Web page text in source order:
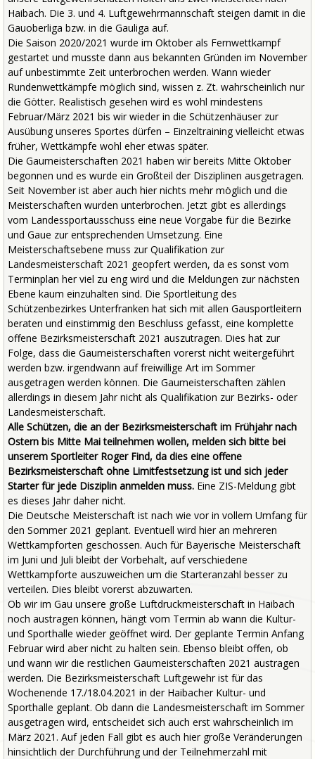
Haibach. Die 3. und 4. Luftgewehrmannschaft steigen damit in die
Gauoberliga bzw. in die Gauliga auf.
Die Saison 2020/2021 wurde im Oktober als Fernwettkampf
gestartet und musste dann aus bekannten Gründen im November
auf unbestimmte Zeit unterbrochen werden. Wann wieder
Rundenwettkämpfe möglich sind, wissen z. Zt. wahrscheinlich nur
die Götter. Realistisch gesehen wird es wohl mindestens
Februar/März 2021 bis wir wieder in die Schützenhäuser zur
Ausübung unseres Sportes dürfen – Einzeltraining vielleicht etwas
früher, Wettkämpfe wohl eher etwas später.
Die Gaumeisterschaften 2021 haben wir bereits Mitte Oktober
begonnen und es wurde ein Großteil der Disziplinen ausgetragen.
Seit November ist aber auch hier nichts mehr möglich und die
Meisterschaften wurden unterbrochen. Jetzt gibt es allerdings
vom Landessportausschuss eine neue Vorgabe für die Bezirke
und Gaue zur entsprechenden Umsetzung. Eine
Meisterschaftsebene muss zur Qualifikation zur
Landesmeisterschaft 2021 geopfert werden, da es sonst vom
Terminplan her viel zu eng wird und die Meldungen zur nächsten
Ebene kaum einzuhalten sind. Die Sportleitung des
Schützenbezirkes Unterfranken hat sich mit allen Gausportleitern
beraten und einstimmig den Beschluss gefasst, eine komplette
offene Bezirksmeisterschaft 2021 auszutragen. Dies hat zur
Folge, dass die Gaumeisterschaften vorerst nicht weitergeführt
werden bzw. irgendwann auf freiwillige Art im Sommer
ausgetragen werden können. Die Gaumeisterschaften zählen
allerdings in diesem Jahr nicht als Qualifikation zur Bezirks- oder
Landesmeisterschaft.
Alle Schützen, die an der Bezirksmeisterschaft im Frühjahr nach
Ostern bis Mitte Mai teilnehmen wollen, melden sich bitte bei
unserem Sportleiter Roger Find, da dies eine offene
Bezirksmeisterschaft ohne Limitfestsetzung ist und sich jeder
Starter für jede Disziplin anmelden muss. Eine ZIS-Meldung gibt
es dieses Jahr daher nicht.
Die Deutsche Meisterschaft ist nach wie vor in vollem Umfang für
den Sommer 2021 geplant. Eventuell wird hier an mehreren
Wettkampforten geschossen. Auch für Bayerische Meisterschaft
im Juni und Juli bleibt der Vorbehalt, auf verschiedene
Wettkampforte auszuweichen um die Starteranzahl besser zu
verteilen. Dies bleibt vorerst abzuwarten.
Ob wir im Gau unsere große Luftdruckmeisterschaft in Haibach
noch austragen können, hängt vom Termin ab wann die Kultur-
und Sporthalle wieder geöffnet wird. Der geplante Termin Anfang
Februar wird aber nicht zu halten sein. Ebenso bleibt offen, ob
und wann wir die restlichen Gaumeisterschaften 2021 austragen
werden. Die Bezirksmeisterschaft Luftgewehr ist für das
Wochenende 17./18.04.2021 in der Haibacher Kultur- und
Sporthalle geplant. Ob dann die Landesmeisterschaft im Sommer
ausgetragen wird, entscheidet sich auch erst wahrscheinlich im
März 2021. Auf jeden Fall gibt es auch hier große Veränderungen
hinsichtlich der Durchführung und der Teilnehmerzahl mit